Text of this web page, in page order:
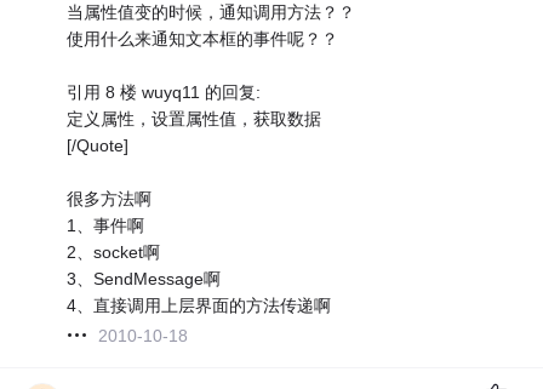
当属性值变的时候，通知调用方法？？
使用什么来通知文本框的事件呢？？
引用 8 楼 wuyq11 的回复:
定义属性，设置属性值，获取数据
[/Quote]
很多方法啊
1、事件啊
2、socket啊
3、SendMessage啊
4、直接调用上层界面的方法传递啊
2010-10-18